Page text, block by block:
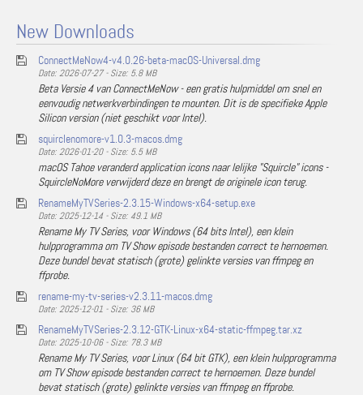
New Downloads
ConnectMeNow4-v4.0.26-beta-macOS-Universal.dmg
Date: 2026-07-27 - Size: 5.8 MB
Beta Versie 4 van ConnectMeNow - een gratis hulpmiddel om snel en
eenvoudig netwerkverbindingen te mounten. Dit is de specifieke Apple
Silicon version (niet geschikt voor Intel).
squirclenomore-v1.0.3-macos.dmg
Date: 2026-01-20 - Size: 5.5 MB
macOS Tahoe veranderd application icons naar lelijke "Squircle" icons -
SquircleNoMore verwijderd deze en brengt de originele icon terug.
RenameMyTVSeries-2.3.15-Windows-x64-setup.exe
Date: 2025-12-14 - Size: 49.1 MB
Rename My TV Series, voor Windows (64 bits Intel), een klein
hulpprogramma om TV Show episode bestanden correct te hernoemen.
Deze bundel bevat statisch (grote) gelinkte versies van ffmpeg en
ffprobe.
rename-my-tv-series-v2.3.11-macos.dmg
Date: 2025-12-01 - Size: 36 MB
RenameMyTVSeries-2.3.12-GTK-Linux-x64-static-ffmpeg.tar.xz
Date: 2025-10-06 - Size: 78.3 MB
Rename My TV Series, voor Linux (64 bit GTK), een klein hulpprogramma
om TV Show episode bestanden correct te hernoemen. Deze bundel
bevat statisch (grote) gelinkte versies van ffmpeg en ffprobe.